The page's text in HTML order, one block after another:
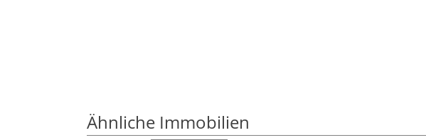
Ähnliche Immobilien